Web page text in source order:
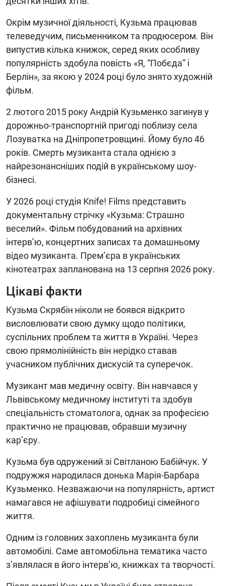
Окрім музичної діяльності, Кузьма працював
телеведучим, письменником та продюсером. Він
випустив кілька книжок, серед яких особливу
популярність здобула повість «Я, “Побєда” і
Берлін», за якою у 2024 році було знято художній
фільм.
2 лютого 2015 року Андрій Кузьменко загинув у
дорожньо-транспортній пригоді поблизу села
Лозуватка на Дніпропетровщині. Йому було 46
років. Смерть музиканта стала однією з
найрезонансніших подій в українському шоу-
бізнесі.
У 2026 році студія Knife! Films представить
документальну стрічку «Кузьма: Страшно
веселий». Фільм побудований на архівних
інтерв’ю, концертних записах та домашньому
відео музиканта. Прем’єра в українських
кінотеатрах запланована на 13 серпня 2026 року.
Цікаві факти
Кузьма Скрябін ніколи не боявся відкрито
висловлювати свою думку щодо політики,
суспільних проблем та життя в Україні. Через
свою прямолінійність він нерідко ставав
учасником публічних дискусій та суперечок.
Музикант мав медичну освіту. Він навчався у
Львівському медичному інституті та здобув
спеціальність стоматолога, однак за професією
практично не працював, обравши музичну
кар’єру.
Кузьма був одружений зі Світланою Бабійчук. У
подружжя народилася донька Марія-Барбара
Кузьменко. Незважаючи на популярність, артист
намагався не афішувати подробиці сімейного
життя.
Одним із головних захоплень музиканта були
автомобілі. Саме автомобільна тематика часто
з’являлася в його інтерв’ю, книжках та творчості.